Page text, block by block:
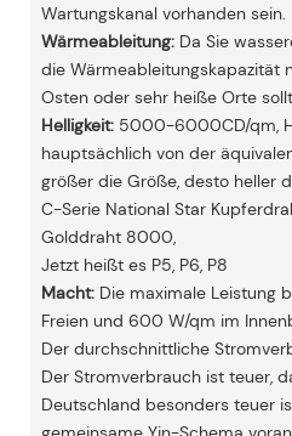
Wartungskanal vorhanden sein.
Wärmeableitung: Da Sie
die Wärmeableitungskapazität
Osten oder sehr heiße Orte
Helligkeit: 5000-6000CD/qm,
hauptsächlich von der
größer die Größe, desto heller
C-Serie National Star
Golddraht 8000,
Jetzt heißt es P5, P6, P8
Macht: Die maximale Leistung
Freien und 600 W/qm im
Der durchschnittliche
Der Stromverbrauch ist teuer,
Deutschland besonders teuer